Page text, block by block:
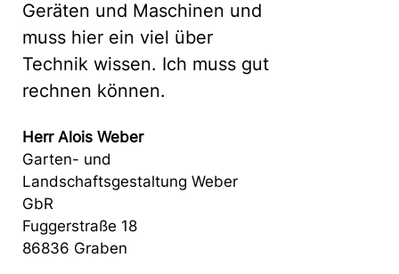
Geräten und Maschinen und
muss hier ein viel über
Technik wissen. Ich muss gut
rechnen können.
Herr Alois Weber
Garten- und
Landschaftsgestaltung Weber
GbR
Fuggerstraße 18
86836 Graben